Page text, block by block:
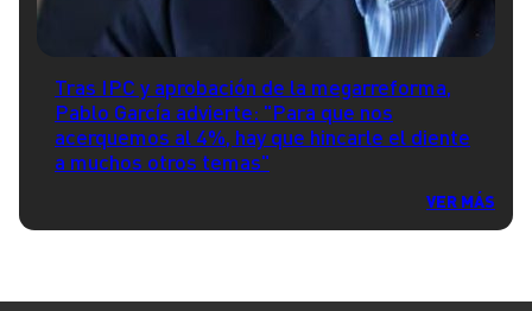
Tras IPC y aprobación de la megarreforma,
Pablo García advierte: "Para que nos
acerquemos al 4%, hay que hincarle el diente
a muchos otros temas"
VER MÁS